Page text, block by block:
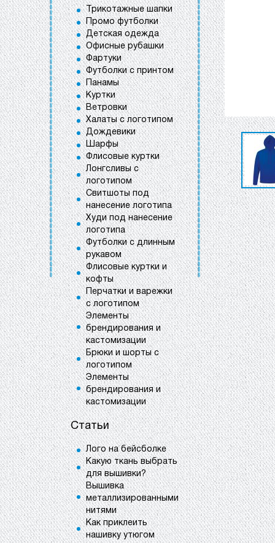
Трикотажные шапки
Промо футболки
Детская одежда
Офисные рубашки
Фартуки
Футболки с принтом
Панамы
Куртки
Ветровки
Халаты с логотипом
Дождевики
Шарфы
Флисовые куртки
Лонгсливы с
логотипом
Свитшоты под
нанесение логотипа
Худи под нанесение
логотипа
Футболки с длинным
рукавом
Флисовые куртки и
кофты
Перчатки и варежки
с логотипом
Элементы
брендирования и
кастомизации
Брюки и шорты с
логотипом
Элементы
брендирования и
кастомизации
Статьи
Лого на бейсболке
Какую ткань выбрать
для вышивки?
Вышивка
металлизированными
нитями
Как приклеить
нашивку утюгом